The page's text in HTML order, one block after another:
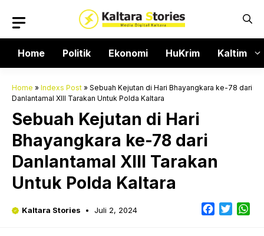
isi
Home
Politik Ekonomi HuKrim Kaltim
Home » Indexs Post » Sebuah Kejutan di Hari Bhayangkara ke-78 dari
Danlantamal XIII Tarakan Untuk Polda Kaltara
Sebuah Kejutan di Hari
Bhayangkara ke-78 dari
Danlantamal XIII Tarakan
Untuk Polda Kaltara
Kaltara Stories Juli 2, 2024 Facebook
Twitter